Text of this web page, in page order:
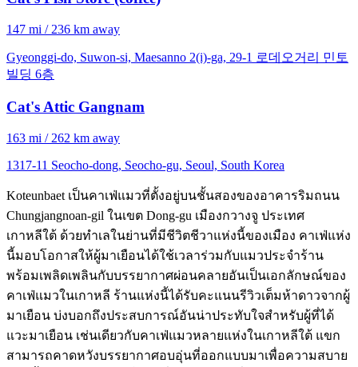
147 mi / 236 km away
Gyeonggi-do, Suwon-si, Maesanno 2(i)-ga, 29-1 로데오거리 민토
빌딩 6층
Cat's Attic Gangnam
163 mi / 262 km away
1317-11 Seocho-dong, Seocho-gu, Seoul, South Korea
Koteunbaet เป็นคาเฟ่แมวที่ตั้งอยู่บนชั้นสองของอาคารริมถนน
Chungjangnoan-gil ในเขต Dong-gu เมืองกวางจู ประเทศ
เกาหลีใต้ ด้วยทำเลในย่านที่มีชีวิตชีวาแห่งนี้ของเมือง คาเฟ่แห่ง
นี้มอบโอกาสให้ผู้มาเยือนได้ใช้เวลาร่วมกับแมวประจำร้าน
พร้อมเพลิดเพลินกับบรรยากาศผ่อนคลายอันเป็นเอกลักษณ์ของ
คาเฟ่แมวในเกาหลี ร้านแห่งนี้ได้รับคะแนนรีวิวเต็มห้าดาวจากผู้
มาเยือน บ่งบอกถึงประสบการณ์อันน่าประทับใจสำหรับผู้ที่ได้
แวะมาเยือน เช่นเดียวกับคาเฟ่แมวหลายแห่งในเกาหลีใต้ แขก
สามารถคาดหวังบรรยากาศอบอุ่นที่ออกแบบมาเพื่อความสบาย